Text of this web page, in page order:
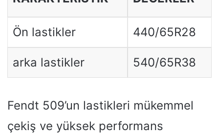
Ön lastikler 440/65R28
arka lastikler 540/65R38
Fendt 509’un lastikleri mükemmel
çekiş ve yüksek performans